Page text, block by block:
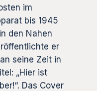
im
bis 1945
den Nahen
er
seine Zeit in
„Hier ist
Das Cover